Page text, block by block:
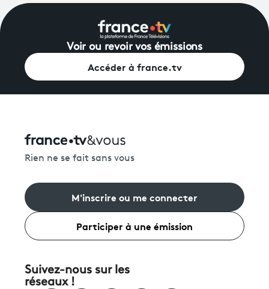
Voir ou revoir vos émissions
Accéder à france.tv
Rien ne se fait sans vous
M'inscrire ou me connecter
Participer à une émission
Suivez-nous sur les
réseaux !